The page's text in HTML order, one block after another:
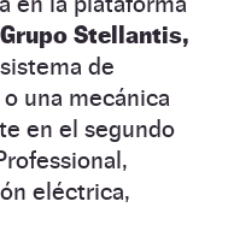
Grupo Stellantis,
de
o una mecánica
en el segundo
eléctrica,